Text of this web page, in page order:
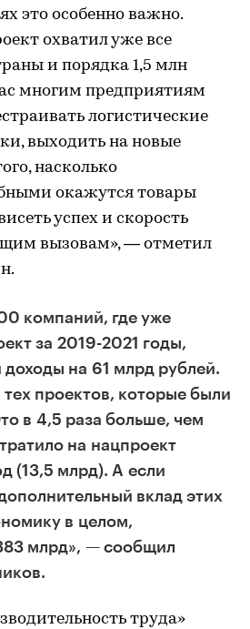
это особенно важно.
охватил уже все
и порядка 1,5 млн
многим предприятиям
логистические
выходить на новые
насколько
окажутся товары
успех и скорость
вызовам», — отметил
компаний, где уже
за 2019-2021 годы,
доходы на 61 млрд рублей.
тех проектов, которые были
в 4,5 раза больше, чем
на нацпроект
(13,5 млрд). А если
вклад этих
в целом,
млрд», — сообщил
труда»